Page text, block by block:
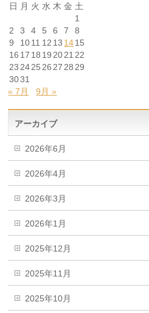
日 月 火 水 木 金 土
1
2
3 4 5 6 7
8
9
1011 12 13 1415
16 17 18 19 2021 22
23 2425 26 27 28 29
3031
« 7月
9月 »
アーカイブ
2026年6月
2026年4月
2026年3月
2026年1月
2025年12月
2025年11月
2025年10月